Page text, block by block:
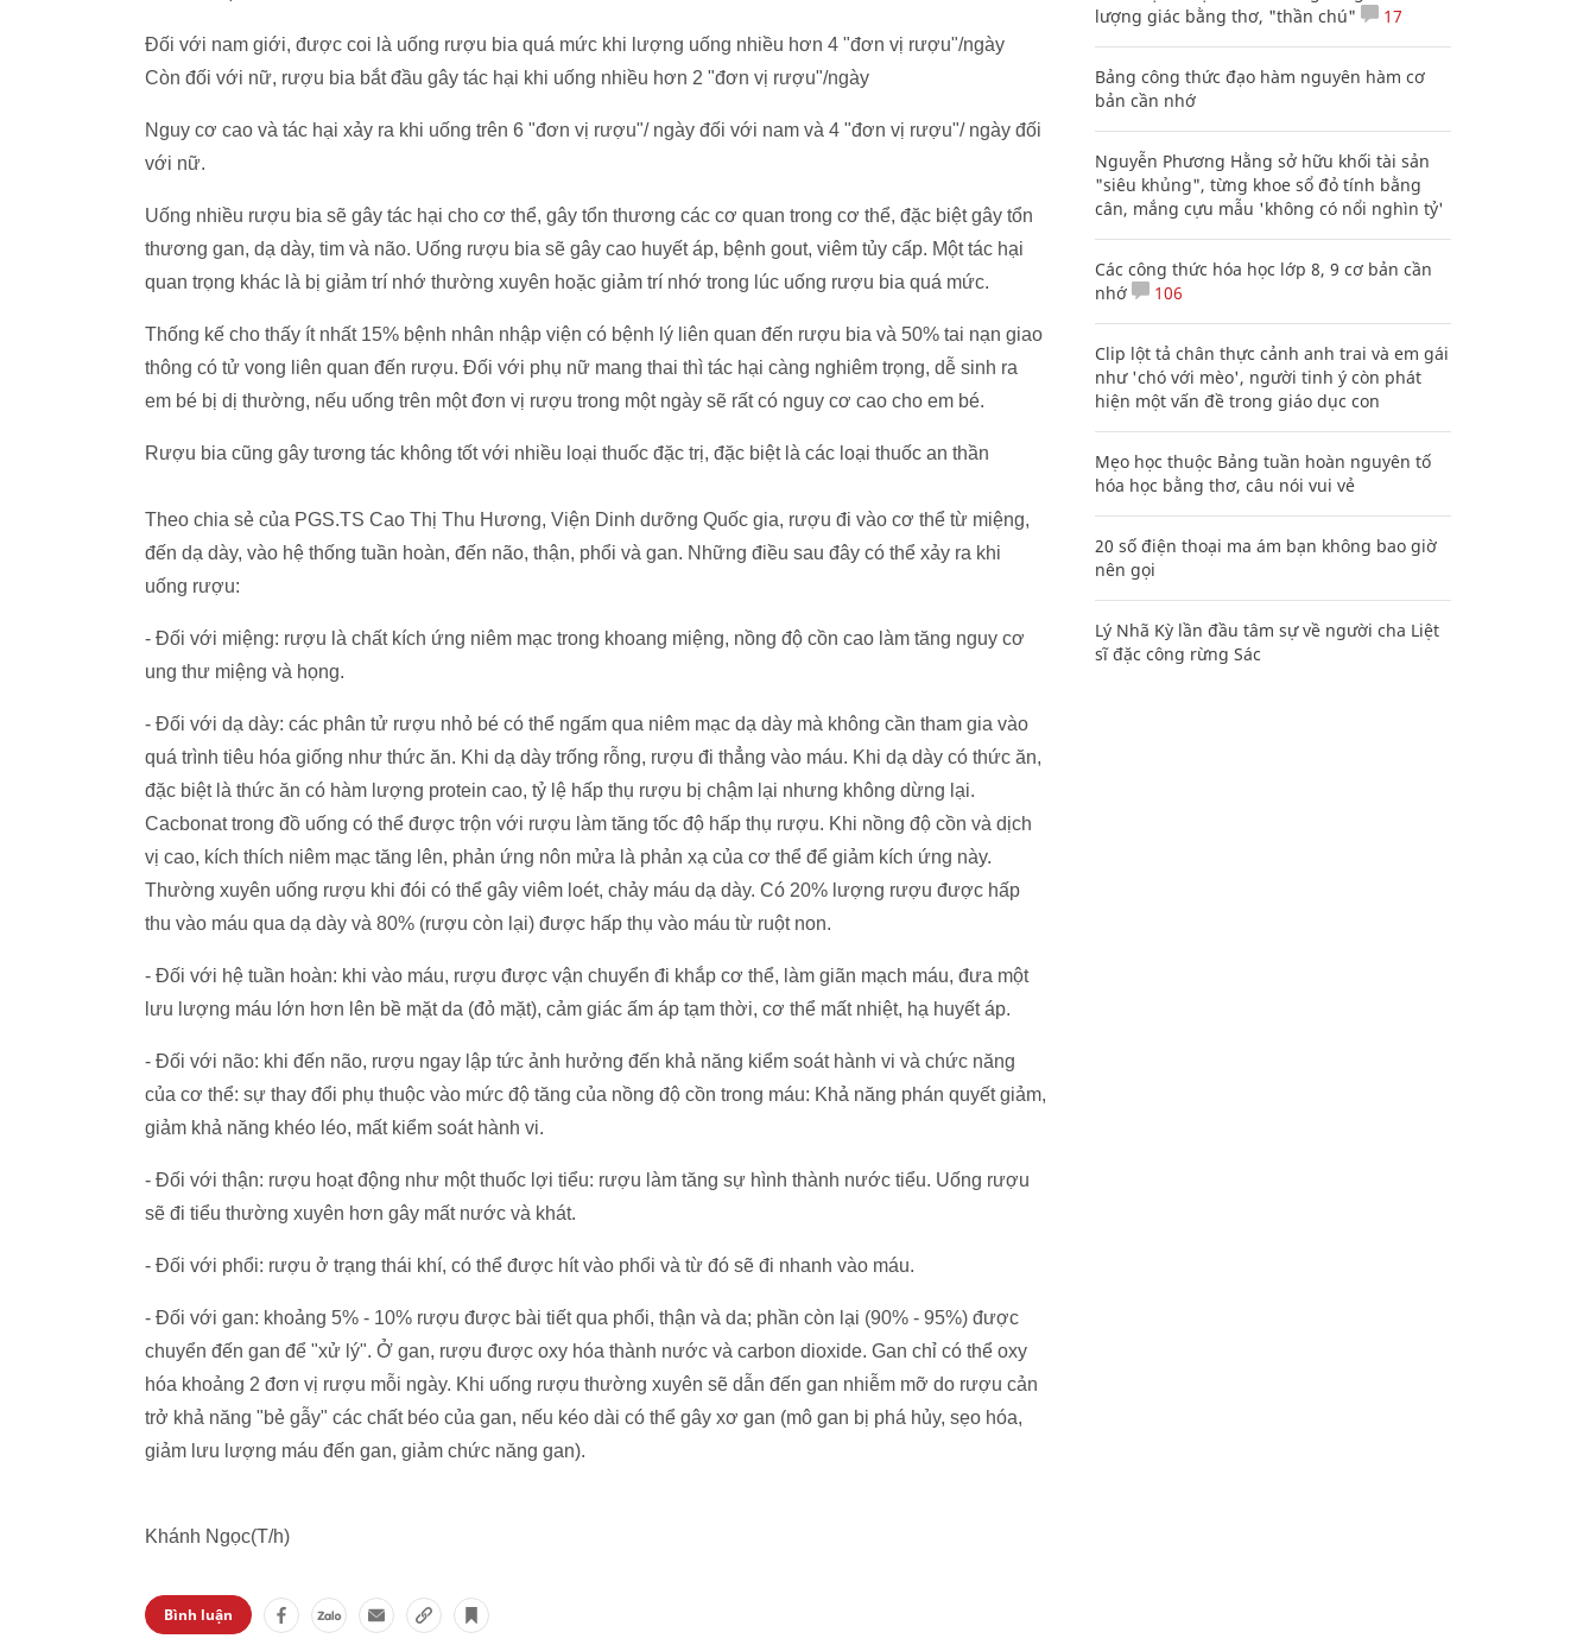
Đối với nam giới, được coi là uống rượu bia quá mức khi lượng uống nhiều hơn 4 "đơn vị rượu"/ngày
Còn đối với nữ, rượu bia bắt đầu gây tác hại khi uống nhiều hơn 2 "đơn vị rượu"/ngày
Nguy cơ cao và tác hại xảy ra khi uống trên 6 "đơn vị rượu"/ ngày đối với nam và 4 "đơn vị rượu"/ ngày đối
với nữ.
Uống nhiều rượu bia sẽ gây tác hại cho cơ thể, gây tổn thương các cơ quan trong cơ thể, đặc biệt gây tổn
thương gan, dạ dày, tim và não. Uống rượu bia sẽ gây cao huyết áp, bệnh gout, viêm tủy cấp. Một tác hại
quan trọng khác là bị giảm trí nhớ thường xuyên hoặc giảm trí nhớ trong lúc uống rượu bia quá mức.
Thống kế cho thấy ít nhất 15% bệnh nhân nhập viện có bệnh lý liên quan đến rượu bia và 50% tai nạn giao
thông có tử vong liên quan đến rượu. Đối với phụ nữ mang thai thì tác hại càng nghiêm trọng, dễ sinh ra
em bé bị dị thường, nếu uống trên một đơn vị rượu trong một ngày sẽ rất có nguy cơ cao cho em bé.
Rượu bia cũng gây tương tác không tốt với nhiều loại thuốc đặc trị, đặc biệt là các loại thuốc an thần
Theo chia sẻ của PGS.TS Cao Thị Thu Hương, Viện Dinh dưỡng Quốc gia, rượu đi vào cơ thể từ miệng,
đến dạ dày, vào hệ thống tuần hoàn, đến não, thận, phổi và gan. Những điều sau đây có thể xảy ra khi
uống rượu:
- Đối với miệng: rượu là chất kích ứng niêm mạc trong khoang miệng, nồng độ cồn cao làm tăng nguy cơ
ung thư miệng và họng.
- Đối với dạ dày: các phân tử rượu nhỏ bé có thể ngấm qua niêm mạc dạ dày mà không cần tham gia vào
quá trình tiêu hóa giống như thức ăn. Khi dạ dày trống rỗng, rượu đi thẳng vào máu. Khi dạ dày có thức ăn,
đặc biệt là thức ăn có hàm lượng protein cao, tỷ lệ hấp thụ rượu bị chậm lại nhưng không dừng lại.
Cacbonat trong đồ uống có thể được trộn với rượu làm tăng tốc độ hấp thụ rượu. Khi nồng độ cồn và dịch
vị cao, kích thích niêm mạc tăng lên, phản ứng nôn mửa là phản xạ của cơ thể để giảm kích ứng này.
Thường xuyên uống rượu khi đói có thể gây viêm loét, chảy máu dạ dày. Có 20% lượng rượu được hấp
thu vào máu qua dạ dày và 80% (rượu còn lại) được hấp thụ vào máu từ ruột non.
- Đối với hệ tuần hoàn: khi vào máu, rượu được vận chuyển đi khắp cơ thể, làm giãn mạch máu, đưa một
lưu lượng máu lớn hơn lên bề mặt da (đỏ mặt), cảm giác ấm áp tạm thời, cơ thể mất nhiệt, hạ huyết áp.
- Đối với não: khi đến não, rượu ngay lập tức ảnh hưởng đến khả năng kiểm soát hành vi và chức năng
của cơ thể: sự thay đổi phụ thuộc vào mức độ tăng của nồng độ cồn trong máu: Khả năng phán quyết giảm,
giảm khả năng khéo léo, mất kiểm soát hành vi.
- Đối với thận: rượu hoạt động như một thuốc lợi tiểu: rượu làm tăng sự hình thành nước tiểu. Uống rượu
sẽ đi tiểu thường xuyên hơn gây mất nước và khát.
- Đối với phổi: rượu ở trạng thái khí, có thể được hít vào phổi và từ đó sẽ đi nhanh vào máu.
- Đối với gan: khoảng 5% - 10% rượu được bài tiết qua phổi, thận và da; phần còn lại (90% - 95%) được
chuyển đến gan để "xử lý". Ở gan, rượu được oxy hóa thành nước và carbon dioxide. Gan chỉ có thể oxy
hóa khoảng 2 đơn vị rượu mỗi ngày. Khi uống rượu thường xuyên sẽ dẫn đến gan nhiễm mỡ do rượu cản
trở khả năng "bẻ gẫy" các chất béo của gan, nếu kéo dài có thể gây xơ gan (mô gan bị phá hủy, sẹo hóa,
giảm lưu lượng máu đến gan, giảm chức năng gan).
Khánh Ngọc(T/h)
Bình luận
lượng giác bằng thơ, "thần chú"
17
Bảng công thức đạo hàm nguyên hàm cơ
bản cần nhớ
Nguyễn Phương Hằng sở hữu khối tài sản
"siêu khủng", từng khoe sổ đỏ tính bằng
cân, mắng cựu mẫu 'không có nổi nghìn tỷ'
Các công thức hóa học lớp 8, 9 cơ bản cần
nhớ
106
Clip lột tả chân thực cảnh anh trai và em gái
như 'chó với mèo', người tinh ý còn phát
hiện một vấn đề trong giáo dục con
Mẹo học thuộc Bảng tuần hoàn nguyên tố
hóa học bằng thơ, câu nói vui vẻ
20 số điện thoại ma ám bạn không bao giờ
nên gọi
Lý Nhã Kỳ lần đầu tâm sự về người cha Liệt
sĩ đặc công rừng Sác